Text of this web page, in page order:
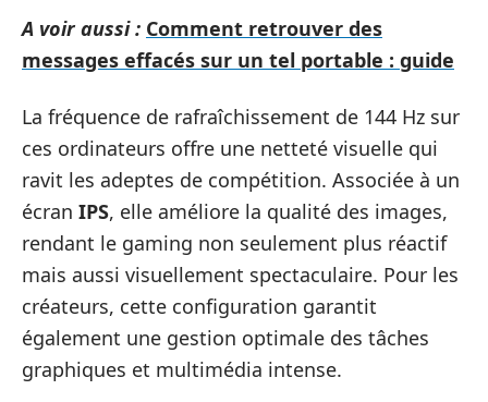
A voir aussi : Comment retrouver des
messages effacés sur un tel portable : guide
La fréquence de rafraîchissement de 144 Hz sur
ces ordinateurs offre une netteté visuelle qui
ravit les adeptes de compétition. Associée à un
écran IPS, elle améliore la qualité des images,
rendant le gaming non seulement plus réactif
mais aussi visuellement spectaculaire. Pour les
créateurs, cette configuration garantit
également une gestion optimale des tâches
graphiques et multimédia intense.